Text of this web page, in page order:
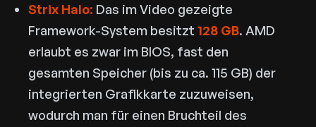
Strix Halo: Das im Video gezeigte
Framework-System besitzt 128 GB. AMD
erlaubt es zwar im BIOS, fast den
gesamten Speicher (bis zu ca. 115 GB) der
integrierten Grafikkarte zuzuweisen,
wodurch man für einen Bruchteil des